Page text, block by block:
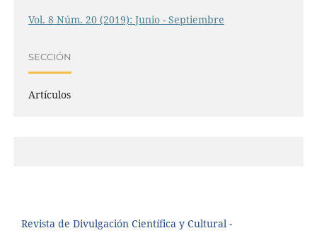
Vol. 8 Núm. 20 (2019): Junio - Septiembre
SECCIÓN
Artículos
Revista de Divulgación Científica y Cultural -